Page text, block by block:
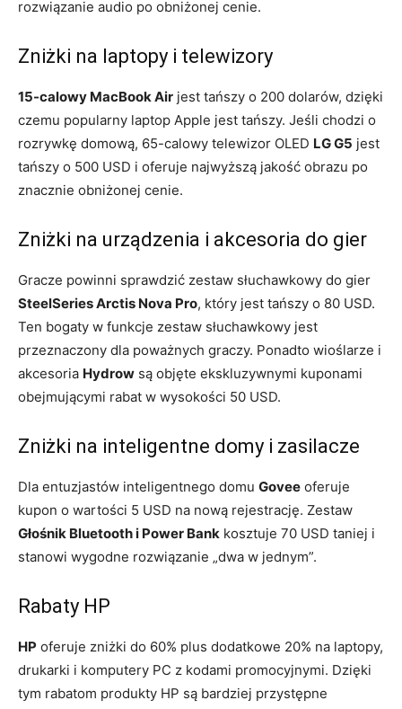
rozwiązanie audio po obniżonej cenie.
Zniżki na laptopy i telewizory
15-calowy MacBook Air jest tańszy o 200 dolarów, dzięki
czemu popularny laptop Apple jest tańszy. Jeśli chodzi o
rozrywkę domową, 65-calowy telewizor OLED LG G5 jest
tańszy o 500 USD i oferuje najwyższą jakość obrazu po
znacznie obniżonej cenie.
Zniżki na urządzenia i akcesoria do gier
Gracze powinni sprawdzić zestaw słuchawkowy do gier
SteelSeries Arctis Nova Pro, który jest tańszy o 80 USD.
Ten bogaty w funkcje zestaw słuchawkowy jest
przeznaczony dla poważnych graczy. Ponadto wioślarze i
akcesoria Hydrow są objęte ekskluzywnymi kuponami
obejmującymi rabat w wysokości 50 USD.
Zniżki na inteligentne domy i zasilacze
Dla entuzjastów inteligentnego domu Govee oferuje
kupon o wartości 5 USD na nową rejestrację. Zestaw
Głośnik Bluetooth i Power Bank kosztuje 70 USD taniej i
stanowi wygodne rozwiązanie „dwa w jednym”.
Rabaty HP
HP oferuje zniżki do 60% plus dodatkowe 20% na laptopy,
drukarki i komputery PC z kodami promocyjnymi. Dzięki
tym rabatom produkty HP są bardziej przystępne